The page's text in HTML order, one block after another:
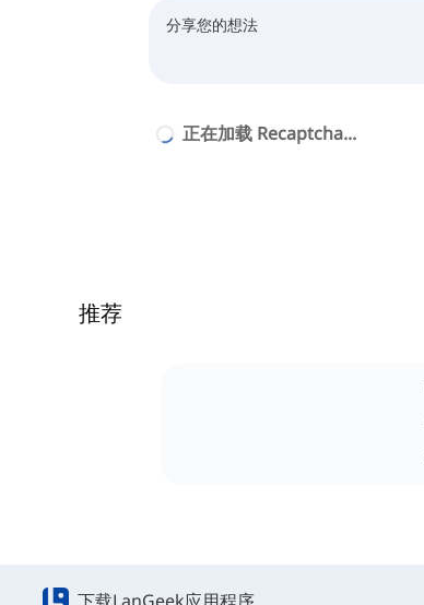
正在加载 Recaptcha...
推荐